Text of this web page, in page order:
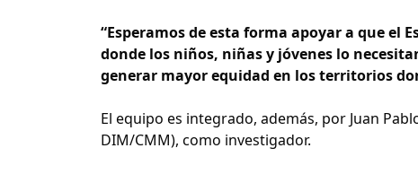
“Esperamos de esta forma apoyar a que el
donde los niños, niñas y jóvenes lo
generar mayor equidad en los territorios
El equipo es integrado, además, por Juan
DIM/CMM), como investigador.